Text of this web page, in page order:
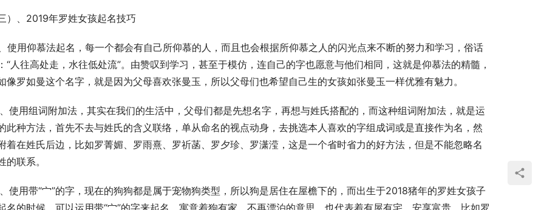
三）、2019年罗姓女孩起名技巧
使用仰慕法起名，每一个都会有自己所仰慕的人，而且也会根据所仰慕之人的闪光点来不断的努力和学习，俗话
“人往高处走，水往低处流”。由赞叹到学习，甚至于模仿，连自己的字也愿意与他们相同，这就是仰慕法的精髓，
像罗如曼这个名字，就是因为父母喜欢张曼玉，所以父母们也希望自己生的女孩如张曼玉一样优雅有魅力。
使用组词附加法，其实在我们的生活中，父母们都是先想名字，再想与姓氏搭配的，而这种组词附加法，就是运
此种方法，首先不去与姓氏的含义联络，单从命名的视点动身，去挑选本人喜欢的字组成词或是直接作为名，然
着在姓氏后边，比如罗菁媚、罗雨熹、罗祈菡、罗夕珍、罗潇滢，这是一个省时省力的好方法，但是不能忽略名
的联系。
使用带“宀”的字，现在的狗狗都是属于宠物狗类型，所以狗是居住在屋檐下的，而出生于2018猪年的罗姓女孩子
名的时候，可以运用带“宀”的字来起名，寓意着狗有家，不再漂泊的意思，也代表着有屋有宅，安享富贵，比如罗